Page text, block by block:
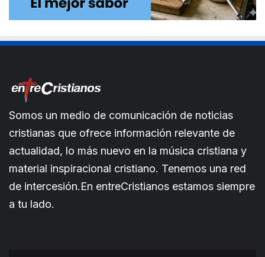
Somos un medio de comunicación de noticias
cristianas que ofrece información relevante de
actualidad, lo más nuevo en la música cristiana y
material inspiracional cristiano. Tenemos una red
de intercesión.En entreCristianos estamos siempre
a tu lado.